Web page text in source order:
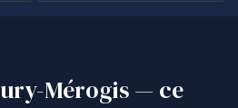
Mérogis — ce